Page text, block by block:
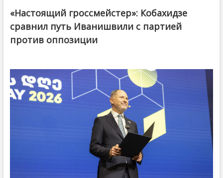
@ქართული ოცნება / Georgian Dream
«Настоящий гроссмейстер»: Кобахидзе
сравнил путь Иванишвили с партией
против оппозиции